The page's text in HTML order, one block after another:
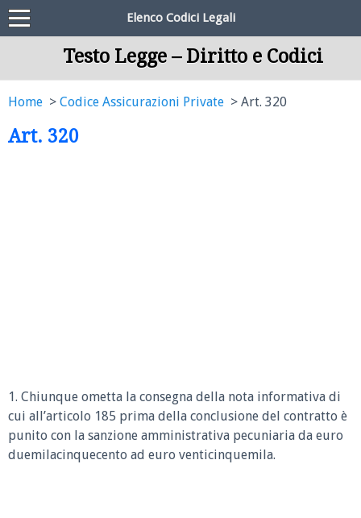
Elenco Codici Legali
Testo Legge – Diritto e Codici
Home Codice Assicurazioni Private Art. 320
Art. 320
1. Chiunque ometta la consegna della nota informativa di
cui all’articolo 185 prima della conclusione del contratto è
punito con la sanzione amministrativa pecuniaria da euro
duemilacinquecento ad euro venticinquemila.